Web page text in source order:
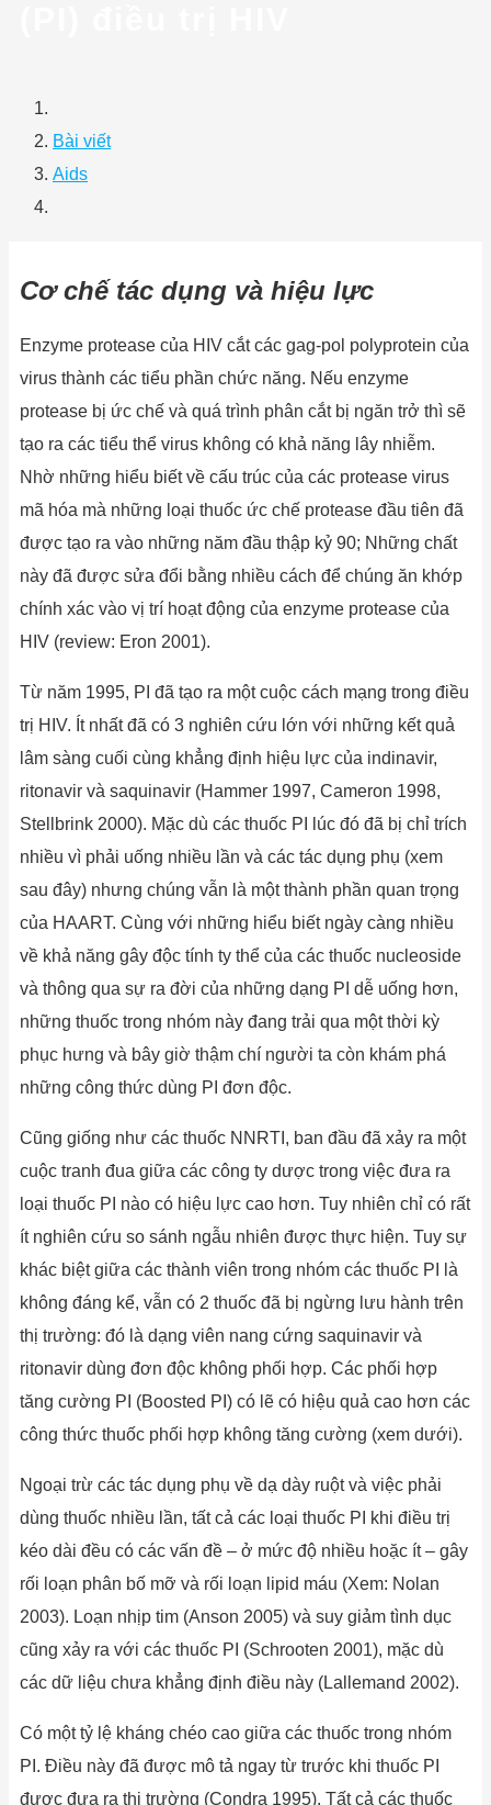
Bài viết
Aids
Cơ chế tác dụng và hiệu lực
Enzyme protease của HIV cắt các gag-pol polyprotein của
virus thành các tiểu phần chức năng. Nếu enzyme
protease bị ức chế và quá trình phân cắt bị ngăn trở thì sẽ
tạo ra các tiểu thể virus không có khả năng lây nhiễm.
Nhờ những hiểu biết về cấu trúc của các protease virus
mã hóa mà những loại thuốc ức chế protease đầu tiên đã
được tạo ra vào những năm đầu thập kỷ 90; Những chất
này đã được sửa đổi bằng nhiều cách để chúng ăn khớp
chính xác vào vị trí hoạt động của enzyme protease của
HIV (review: Eron 2001).
Từ năm 1995, PI đã tạo ra một cuộc cách mạng trong điều
trị HIV. Ít nhất đã có 3 nghiên cứu lớn với những kết quả
lâm sàng cuối cùng khẳng định hiệu lực của indinavir,
ritonavir và saquinavir (Hammer 1997, Cameron 1998,
Stellbrink 2000). Mặc dù các thuốc PI lúc đó đã bị chỉ trích
nhiều vì phải uống nhiều lần và các tác dụng phụ (xem
sau đây) nhưng chúng vẫn là một thành phần quan trọng
của HAART. Cùng với những hiểu biết ngày càng nhiều
về khả năng gây độc tính ty thể của các thuốc nucleoside
và thông qua sự ra đời của những dạng PI dễ uống hơn,
những thuốc trong nhóm này đang trải qua một thời kỳ
phục hưng và bây giờ thậm chí người ta còn khám phá
những công thức dùng PI đơn độc.
Cũng giống như các thuốc NNRTI, ban đầu đã xảy ra một
cuộc tranh đua giữa các công ty dược trong việc đưa ra
loại thuốc PI nào có hiệu lực cao hơn. Tuy nhiên chỉ có rất
ít nghiên cứu so sánh ngẫu nhiên được thực hiện. Tuy sự
khác biệt giữa các thành viên trong nhóm các thuốc PI là
không đáng kể, vẫn có 2 thuốc đã bị ngừng lưu hành trên
thị trường: đó là dạng viên nang cứng saquinavir và
ritonavir dùng đơn độc không phối hợp. Các phối hợp
tăng cường PI (Boosted PI) có lẽ có hiệu quả cao hơn các
công thức thuốc phối hợp không tăng cường (xem dưới).
Ngoại trừ các tác dụng phụ về dạ dày ruột và việc phải
dùng thuốc nhiều lần, tất cả các loại thuốc PI khi điều trị
kéo dài đều có các vấn đề – ở mức độ nhiều hoặc ít – gây
rối loạn phân bố mỡ và rối loạn lipid máu (Xem: Nolan
2003). Loạn nhịp tim (Anson 2005) và suy giảm tình dục
cũng xảy ra với các thuốc PI (Schrooten 2001), mặc dù
các dữ liệu chưa khẳng định điều này (Lallemand 2002).
Có một tỷ lệ kháng chéo cao giữa các thuốc trong nhóm
PI. Điều này đã được mô tả ngay từ trước khi thuốc PI
được đưa ra thị trường (Condra 1995). Tất cả các thuốc